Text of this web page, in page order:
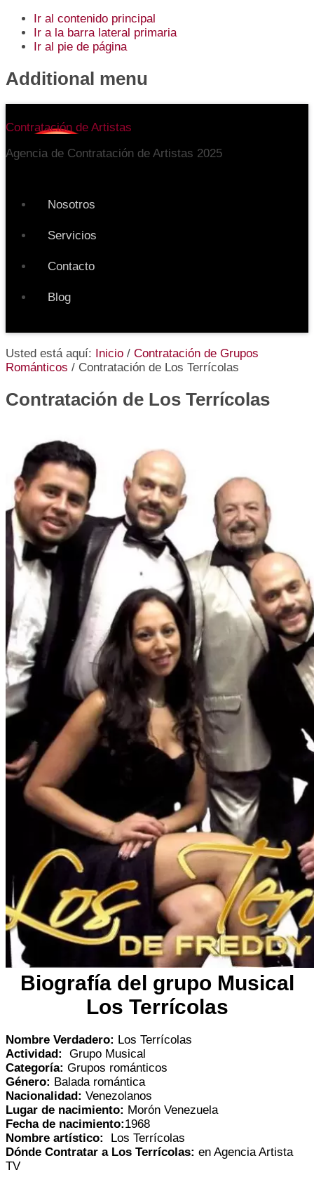
Ir al contenido principal
Ir a la barra lateral primaria
Ir al pie de página
Additional menu
Contratación de Artistas
Agencia de Contratación de Artistas 2025
Nosotros
Servicios
Contacto
Blog
Usted está aquí: Inicio / Contratación de Grupos
Románticos / Contratación de Los Terrícolas
Contratación de Los Terrícolas
Biografía del grupo Musical
Los Terrícolas
Nombre Verdadero: Los Terrícolas
Actividad: Grupo Musical
Categoría: Grupos románticos
Género: Balada romántica
Nacionalidad: Venezolanos
Lugar de nacimiento: Morón Venezuela
Fecha de nacimiento:1968
Nombre artístico:
Los Terrícolas
Dónde Contratar a Los Terrícolas: en Agencia Artista
TV